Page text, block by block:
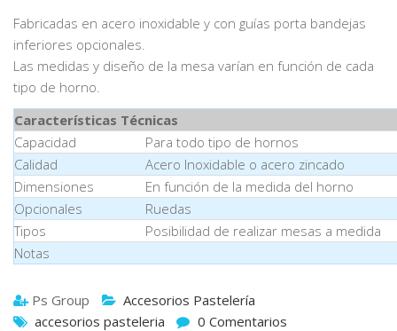
Fabricadas en acero inoxidable y con guías porta bandejas
inferiores opcionales.
Las medidas y diseño de la mesa varían en función de cada
tipo de horno.
Características Técnicas
Capacidad
Para todo tipo de hornos
Calidad
Acero Inoxidable o acero zincado
Dimensiones
En función de la medida del horno
Opcionales
Ruedas
Tipos
Posibilidad de realizar mesas a medida
Notas
Ps Group
Accesorios Pastelería
accesorios pasteleria
0 Comentarios